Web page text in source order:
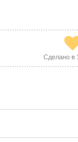
Сделано в